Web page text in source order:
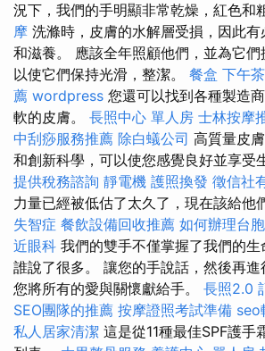
況下，我們的手明顯非常乾燥，紅色和
摩 洗滌時，皮膚的水解層受損，因此
和滋養。 應該全年照顧他們，並為它們
以使它們保持光滑，整潔。 餐盒 下午
薦 wordpress 您還可以找到各種製造
軟的皮膚。 長照中心 單人房 士林按摩
中刮痧服務推薦 除白蟻公司 高質量皮
和創新科學，可以使您感覺良好並享受
提供稅務諮詢 靜電機 護照換發 徵信社
力量已經被低估了太久了，現在該給他
失智症 餐飲設備回收推薦 如何辦理台
近眼科 我們的雙手不僅掌握了我們的
誰說了很多。 讓您的手說話，然後再
您將所有的愛與關懷獻給手。 長照2.0
SEO團隊的推薦 按摩證照考試準備 seo
私人居家清潔 這是從11種最佳SPF護